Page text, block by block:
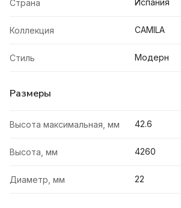
Страна Испания
Коллекция CAMILA
Стиль Модерн
Размеры
Высота максимальная, мм 42.6
Высота, мм 4260
Диаметр, мм 22